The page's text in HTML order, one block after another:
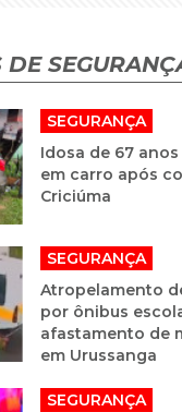
SEGURANÇA
Idosa de 67
em carro após
Criciúma
SEGURANÇA
Atropelamento
por ônibus
afastamento de
em Urussanga
SEGURANÇA